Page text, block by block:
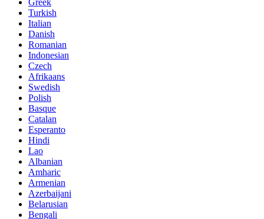
Greek
Turkish
Italian
Danish
Romanian
Indonesian
Czech
Afrikaans
Swedish
Polish
Basque
Catalan
Esperanto
Hindi
Lao
Albanian
Amharic
Armenian
Azerbaijani
Belarusian
Bengali